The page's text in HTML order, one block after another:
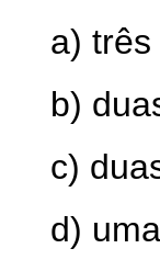
a)
b)
c)
d)